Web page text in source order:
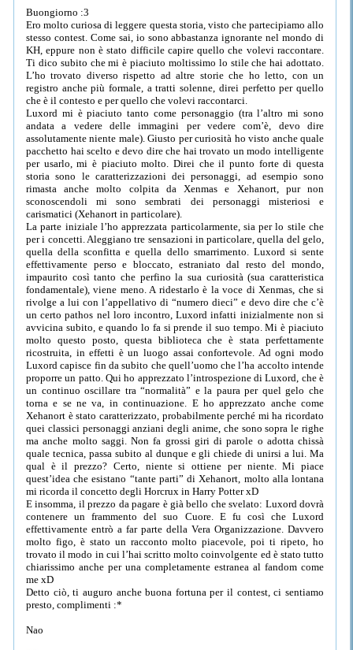
Buongiorno :3
Ero molto curiosa di leggere questa storia, visto che partecipiamo allo
stesso contest. Come sai, io sono abbastanza ignorante nel mondo di
KH, eppure non è stato difficile capire quello che volevi raccontare.
Ti dico subito che mi è piaciuto moltissimo lo stile che hai adottato.
L’ho trovato diverso rispetto ad altre storie che ho letto, con un
registro anche più formale, a tratti solenne, direi perfetto per quello
che è il contesto e per quello che volevi raccontarci.
Luxord mi è piaciuto tanto come personaggio (tra l’altro mi sono
andata a vedere delle immagini per vedere com’è, devo dire
assolutamente niente male). Giusto per curiosità ho visto anche quale
pacchetto hai scelto e devo dire che hai trovato un modo intelligente
per usarlo, mi è piaciuto molto. Direi che il punto forte di questa
storia sono le caratterizzazioni dei personaggi, ad esempio sono
rimasta anche molto colpita da Xenmas e Xehanort, pur non
sconoscendoli mi sono sembrati dei personaggi misteriosi e
carismatici (Xehanort in particolare).
La parte iniziale l’ho apprezzata particolarmente, sia per lo stile che
per i concetti. Aleggiano tre sensazioni in particolare, quella del gelo,
quella della sconfitta e quella dello smarrimento. Luxord si sente
effettivamente perso e bloccato, estraniato dal resto del mondo,
impaurito così tanto che perfino la sua curiosità (sua caratteristica
fondamentale), viene meno. A ridestarlo è la voce di Xenmas, che si
rivolge a lui con l’appellativo di “numero dieci” e devo dire che c’è
un certo pathos nel loro incontro, Luxord infatti inizialmente non si
avvicina subito, e quando lo fa si prende il suo tempo. Mi è piaciuto
molto questo posto, questa biblioteca che è stata perfettamente
ricostruita, in effetti è un luogo assai confortevole. Ad ogni modo
Luxord capisce fin da subito che quell’uomo che l’ha accolto intende
proporre un patto. Qui ho apprezzato l’introspezione di Luxord, che è
un continuo oscillare tra “normalità” e la paura per quel gelo che
torna e se ne va, in continuazione. E ho apprezzato anche come
Xehanort è stato caratterizzato, probabilmente perché mi ha ricordato
quei classici personaggi anziani degli anime, che sono sopra le righe
ma anche molto saggi. Non fa grossi giri di parole o adotta chissà
quale tecnica, passa subito al dunque e gli chiede di unirsi a lui. Ma
qual è il prezzo? Certo, niente si ottiene per niente. Mi piace
quest’idea che esistano “tante parti” di Xehanort, molto alla lontana
mi ricorda il concetto degli Horcrux in Harry Potter xD
E insomma, il prezzo da pagare è già bello che svelato: Luxord dovrà
contenere un frammento del suo Cuore. E fu così che Luxord
effettivamente entrò a far parte della Vera Organizzazione. Davvero
molto figo, è stato un racconto molto piacevole, poi ti ripeto, ho
trovato il modo in cui l’hai scritto molto coinvolgente ed è stato tutto
chiarissimo anche per una completamente estranea al fandom come
me xD
Detto ciò, ti auguro anche buona fortuna per il contest, ci sentiamo
presto, complimenti :*
Nao